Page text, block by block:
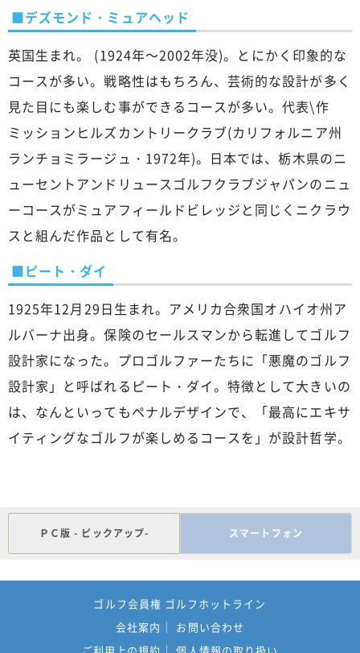
■デズモンド・ミュアヘッド
英国生まれ。 (1924年～2002年没)。とにかく印象的な
コースが多い。戦略性はもちろん、芸術的な設計が多く
見た目にも楽しむ事ができるコースが多い。代表\作
ミッションヒルズカントリークラブ(カリフォルニア州
ランチョミラージュ・1972年)。日本では、栃木県のニ
ューセントアンドリュースゴルフクラブジャパンのニュ
ーコースがミュアフィールドビレッジと同じくニクラウ
スと組んだ作品として有名。
■ピート・ダイ
1925年12月29日生まれ。アメリカ合衆国オハイオ州ア
ルバーナ出身。保険のセールスマンから転進してゴルフ
設計家になった。プロゴルファーたちに「悪魔のゴルフ
設計家」と呼ばれるピート・ダイ。特徴として大きいの
は、なんといってもペナルデザインで、「最高にエキサ
イティングなゴルフが楽しめるコースを」が設計哲学。
ＰＣ版 - ピックアップ- スマートフォン
ゴルフ会員権 ゴルフホットライン
会社案内
お問い合わせ